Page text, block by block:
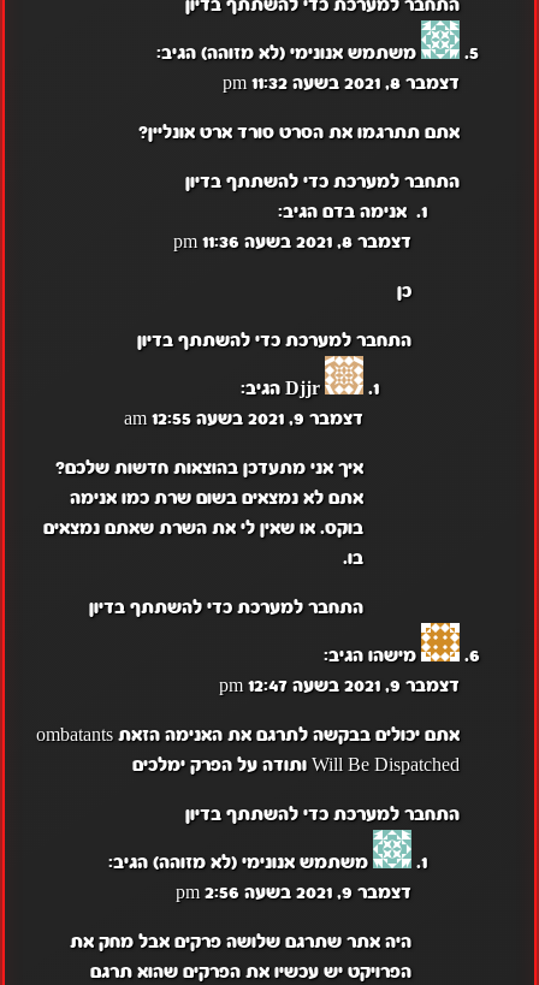
התחבר למערכת כדי להשתתף בדיון
משתמש אנונימי (לא מזוהה) הגיב:
דצמבר 8, 2021 בשעה 11:32 pm
אתם תתרגמו את הסרט סורד ארט אונליין?
התחבר למערכת כדי להשתתף בדיון
אנימה בדם הגיב:
דצמבר 8, 2021 בשעה 11:36 pm
כן
התחבר למערכת כדי להשתתף בדיון
Djjr הגיב:
דצמבר 9, 2021 בשעה 12:55 am
איך אני מתעדכן בהוצאות חדשות שלכם?
אתם לא נמצאים בשום שרת כמו אנימה
בוקס. או שאין לי את השרת שאתם נמצאים
בו.
התחבר למערכת כדי להשתתף בדיון
מישהו הגיב:
דצמבר 9, 2021 בשעה 12:47 pm
אתם יכולים בבקשה לתרגם את האנימה הזאת ombatants
Will Be Dispatched ותודה על הפרק ימלכים
התחבר למערכת כדי להשתתף בדיון
משתמש אנונימי (לא מזוהה) הגיב:
דצמבר 9, 2021 בשעה 2:56 pm
היה אתר שתרגם שלושה פרקים אבל מחק את
הפרויקט יש עכשיו את הפרקים שהוא תרגם